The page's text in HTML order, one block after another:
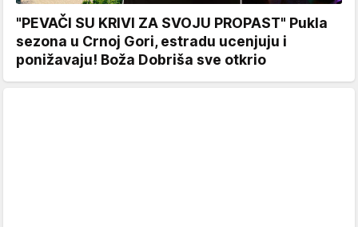
"PEVAČI SU KRIVI ZA SVOJU PROPAST" Pukla
sezona u Crnoj Gori, estradu ucenjuju i
ponižavaju! Boža Dobriša sve otkrio